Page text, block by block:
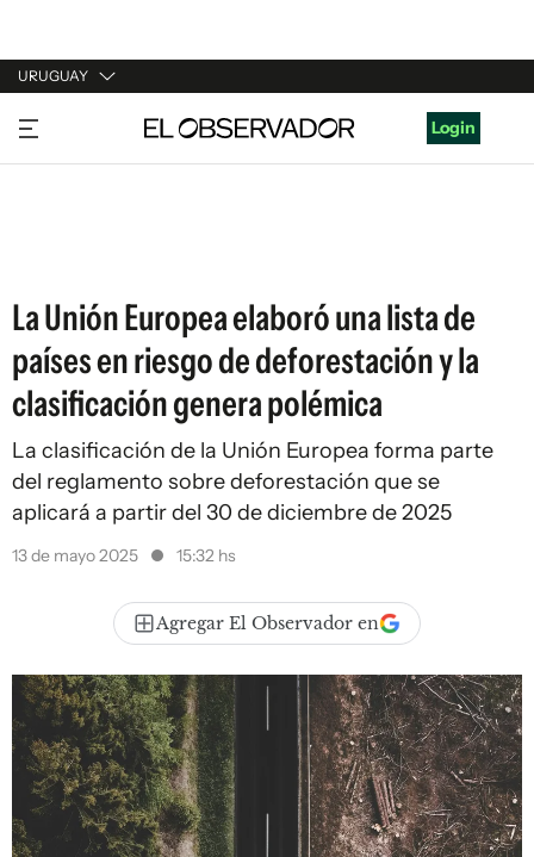
URUGUAY
URUGUAY
ARGENTINA
Login
La Unión Europea elaboró una lista de
países en riesgo de deforestación y la
clasificación genera polémica
La clasificación de la Unión Europea forma parte
del reglamento sobre deforestación que se
aplicará a partir del 30 de diciembre de 2025
13 de mayo 2025 15:32 hs
Agregar El Observador en